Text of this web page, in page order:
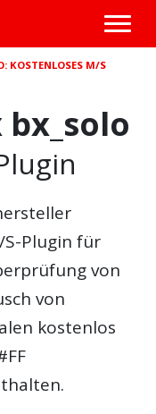
KOSTENLOSES M/S
Plugin für
von
von
kostenlos